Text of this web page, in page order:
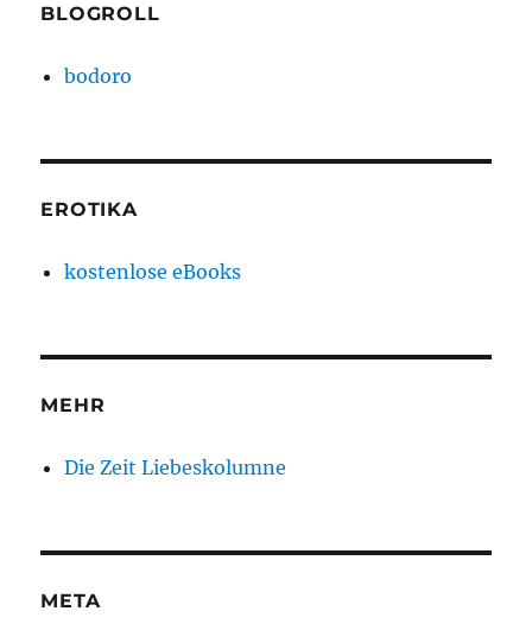
BLOGROLL
bodoro
EROTIKA
kostenlose eBooks
MEHR
Die Zeit Liebeskolumne
META